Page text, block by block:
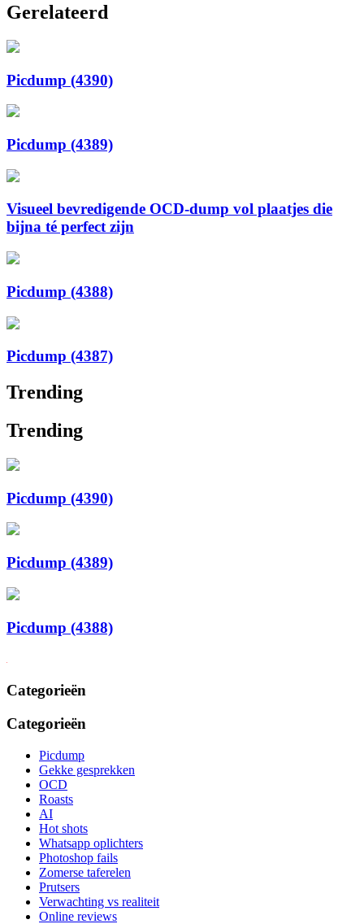
Gerelateerd
Picdump (4390)
Picdump (4389)
Visueel bevredigende OCD-dump vol plaatjes die
bijna té perfect zijn
Picdump (4388)
Picdump (4387)
Trending
Trending
Picdump (4390)
Picdump (4389)
Picdump (4388)
Categorieën
Categorieën
Picdump
Gekke gesprekken
OCD
Roasts
AI
Hot shots
Whatsapp oplichters
Photoshop fails
Zomerse taferelen
Prutsers
Verwachting vs realiteit
Online reviews